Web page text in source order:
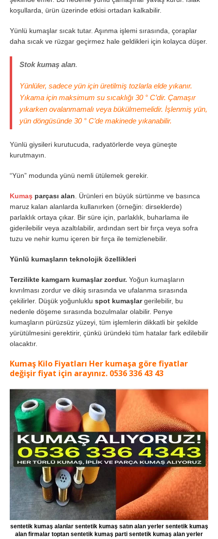
koşullarda, ürün üzerinde etkisi ortadan kalkabilir.
Yünlü kumaşlar sıcak tutar. Aşınma işlemi sırasında, çoraplar
daha sıcak ve rüzgar geçirmez hale geldikleri için kolayca düşer.
Stok kumaş alan.
Yünlüler, sadece yün için üretilmiş tozlarla elde yıkanır.
Yıkama için maksimum su sıcaklığı 30 ° C’dir. Çamaşır
yıkarken ovalanmamalı veya bükülmemelidir. İşlenmiş yün,
yün döngüsünde 30 ° C’de makinede yıkanabilir.
Yünlü giysileri kurutucuda, radyatörlerde veya güneşte
kurutmayın.
“Yün” modunda yünü nemli ütülemek gerekir.
Kumaş parçası alan . Ürünleri en büyük sürtünme ve basınca
maruz kalan alanlarda kullanırken (örneğin: dirseklerde)
parlaklık ortaya çıkar. Bir süre için, parlaklık, buharlama ile
giderilebilir veya azaltılabilir, ardından sert bir fırça veya sofra
tuzu ve nehir kumu içeren bir fırça ile temizlenebilir.
Yünlü kumaşların teknolojik özellikleri
Terzilikte kamgarn kumaşlar zordur. Yoğun kumaşların
kıvrılması zordur ve dikiş sırasında ve ufalanma sırasında
çekilirler. Düşük yoğunluklu spot kumaşlargerilebilir, bu
nedenle döşeme sırasında bozulmalar olabilir. Penye
kumaşların pürüzsüz yüzeyi, tüm işlemlerin dikkatli bir şekilde
yürütülmesini gerektirir, çünkü üründeki tüm hatalar fark edilebilir
olacaktır.
Kumaş Kilo Fiyatları Her kumaşa göre fiyatlar
değişir fiyat için arayınız. 0536 336 43 43
sentetik kumaş alanlar sentetik kumaş satın alan yerler sentetik kumaş
alan firmalar toptan sentetik kumaş parti sentetik kumaş alan yerler